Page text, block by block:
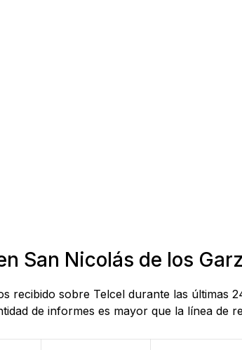
San Nicolás de los
recibido sobre Telcel durante las
de informes es mayor que la línea de